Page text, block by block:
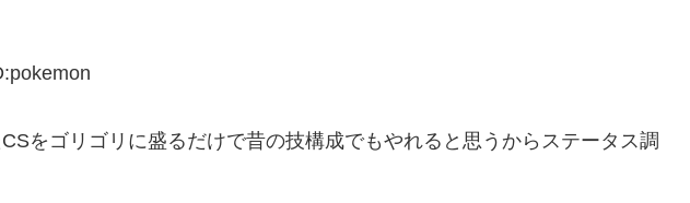
をゴリゴリに盛るだけで昔の技構成でもやれると思うからステータス調